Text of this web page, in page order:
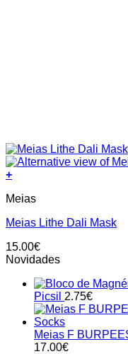
+
product
multiple
The
options
chosen
product
Meias
Meias Lithe Dali Mask
15.00€
Novidades
Picsil 2.75€
Meias F
17.00€